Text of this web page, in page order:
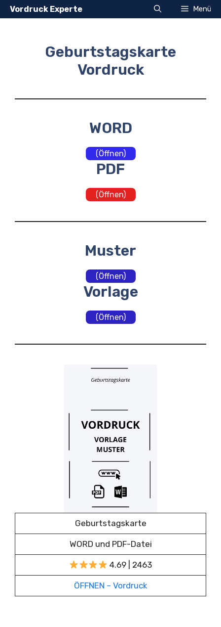
Zum
Inhalt
Vordruck Experte Menü
Geburtstagskarte
Vordruck
WORD
(Öffnen)
PDF
(Öffnen)
Muster
(Öffnen)
Vorlage
(Öffnen)
Geburtstagskarte
WORD und PDF-Datei
4.69 | 2463
ÖFFNEN – Vordruck